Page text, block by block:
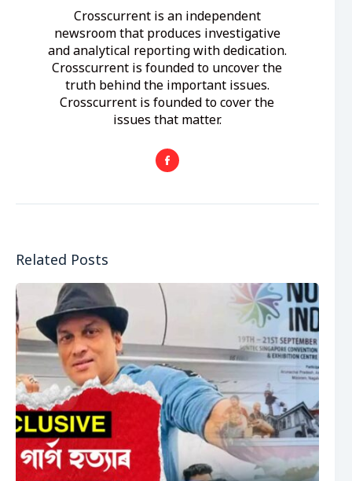
Crosscurrent is an independent
newsroom that produces investigative
and analytical reporting with dedication.
Crosscurrent is founded to uncover the
truth behind the important issues.
Crosscurrent is founded to cover the
issues that matter.
Related Posts